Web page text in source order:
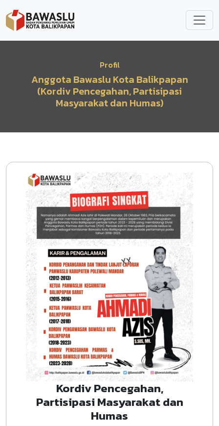
Profil
Anggota Bawaslu Kota Balikpapan
(Kordiv Pencegahan, Partisipasi
Masyarakat dan Humas)
Kordiv Pencegahan,
Partisipasi Masyarakat dan
Humas